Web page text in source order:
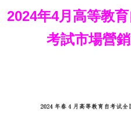
2024年4月高等教
考試市場營